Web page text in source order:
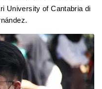
University of Cantabria di